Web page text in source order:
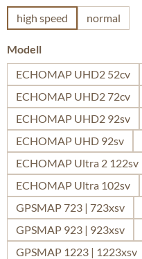
high speed
normal
Modellauswählen
ECHOMAP UHD2 52cv
ECHOMAP UHD2 72cv
ECHOMAP UHD2 92sv
ECHOMAP UHD 92sv
ECHOMAP Ultra 2 122sv
ECHOMAP Ultra 102sv
GPSMAP 723 | 723xsv
GPSMAP 923 | 923xsv
GPSMAP 1223 | 1223xsv